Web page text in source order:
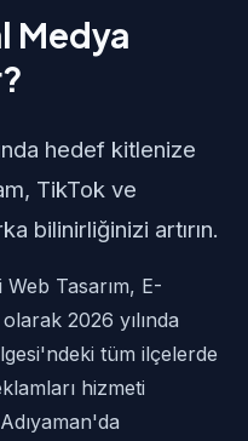
Medya
hedef kitlenize
TikTok ve
bilinirliğinizi artırın.
Tasarım, E-
2026 yılında
tüm ilçelerde
hizmeti